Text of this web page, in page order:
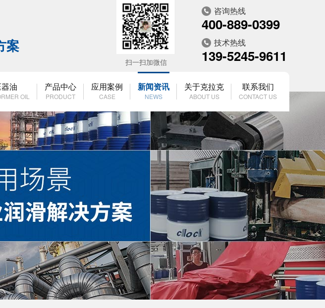
案
咨询热线
400-889-0399
技术热线
139-5245-9611
扫一扫加微信
油
OIL
产品中心
PRODUCT
应用案例
CASE
新闻资讯
NEWS
关于克拉克
ABOUT US
联系我们
CONTACT US
高温链条油HL350